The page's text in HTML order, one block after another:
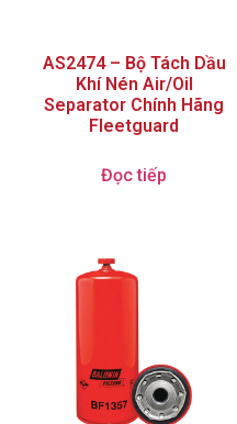
AS2474 – Bộ Tách Dầu
Khí Nén Air/Oil
Separator Chính Hãng
Fleetguard
Đọc tiếp